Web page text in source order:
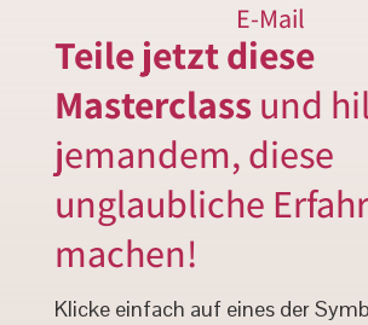
E-Mail
Teile jetzt diese
Masterclassund
jemandem, diese
unglaubliche
machen!
Klicke einfach auf eines der